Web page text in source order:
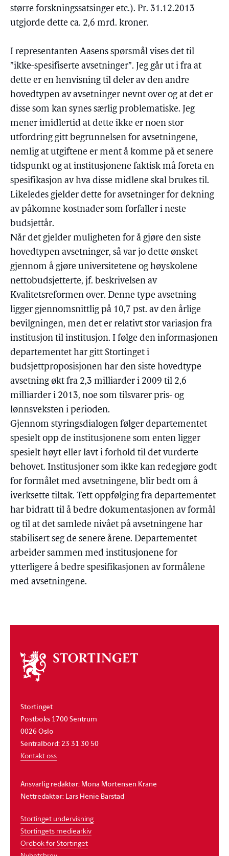
større forskningssatsinger etc.). Pr. 31.12.2013
utgjorde dette ca. 2,6 mrd. kroner.
I representanten Aasens spørsmål vises det til
”ikke-spesifiserte avsetninger”. Jeg går ut i fra at
dette er en henvisning til deler av den andre
hovedtypen av avsetninger nevnt over og at det er
disse som kan synes særlig problematiske. Jeg
mener imidlertid at dette ikke er noen stor
utfordring gitt begrunnelsen for avsetningene,
nemlig at utgiftene er ment å komme på et senere
tidspunkt og at institusjonene faktisk må foreta en
spesifikasjon av hva disse midlene skal brukes til.
Likeledes gjelder dette for avsetninger for dekning
av påkomne kostnader som forfaller i neste
budsjettår.
Når det gjelder muligheten for å gjøre den siste
hovedtypen avsetninger, så var jo dette ønsket
gjennom å gjøre universitetene og høyskolene
nettobudsjetterte, jf. beskrivelsen av
Kvalitetsreformen over. Denne type avsetning
ligger gjennomsnittlig på 10,7 pst. av den årlige
bevilgningen, men det er relativt stor variasjon fra
institusjon til institusjon. I følge den informasjonen
departementet har gitt Stortinget i
budsjettproposisjonen har den siste hovedtype
avsetning økt fra 2,3 milliarder i 2009 til 2,6
milliarder i 2013, noe som tilsvarer pris- og
lønnsveksten i perioden.
Gjennom styringsdialogen følger departementet
spesielt opp de institusjonene som enten ligger
spesielt høyt eller lavt i forhold til det vurderte
behovet. Institusjoner som ikke kan redegjøre godt
for formålet med avsetningene, blir bedt om å
iverksette tiltak. Tett oppfølging fra departementet
har bidratt til å bedre dokumentasjonen av formål
og til at det samlede nivået på avsetningene har
stabilisert seg de senere årene. Departementet
arbeider sammen med institusjonene for
ytterligere å bedre spesifikasjonen av formålene
med avsetningene.
Om
stortinget
Stortinget
Postboks 1700 Sentrum
0026 Oslo
Sentralbord: 23 31 30 50
Kontakt oss
Ansvarlig redaktør: Mona Mortensen Krane
Nettredaktør: Lars Henie Barstad
Stortinget undervisning
Stortingets mediearkiv
Ordbok for Stortinget